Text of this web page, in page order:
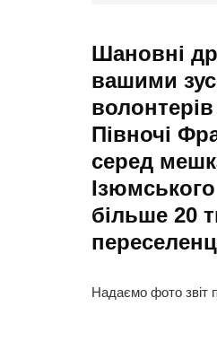
Шановні
вашими
Півночі
серед
більше 20
Надаємо фото звіт